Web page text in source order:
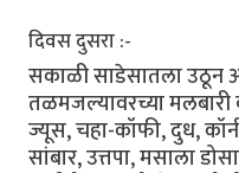
दिवस दुसरा :-
सकाळी साडेसातला उठून
तळमजल्यावरच्या
ज्यूस, चहा-कॉफी, दुध,
सांबार, उत्तपा, मसाला